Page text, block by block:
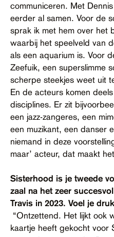
communiceren. Met
eerder al samen. Voor de
sprak ik met hem over het
waarbij het speelveld van
als een aquarium is. Voor
Zeefuik, een superslimme
scherpe steekjes weet uit
En de acteurs komen
disciplines. Er zit
een jazz-zangeres, een
een muzikant, een danser
niemand in deze
maar’ acteur, dat maakt
Sisterhood is je tweede
zaal na het zeer
Travis in 2023. Voel je
“Ontzettend. Het lijkt ook
kaartje heeft gekocht voor